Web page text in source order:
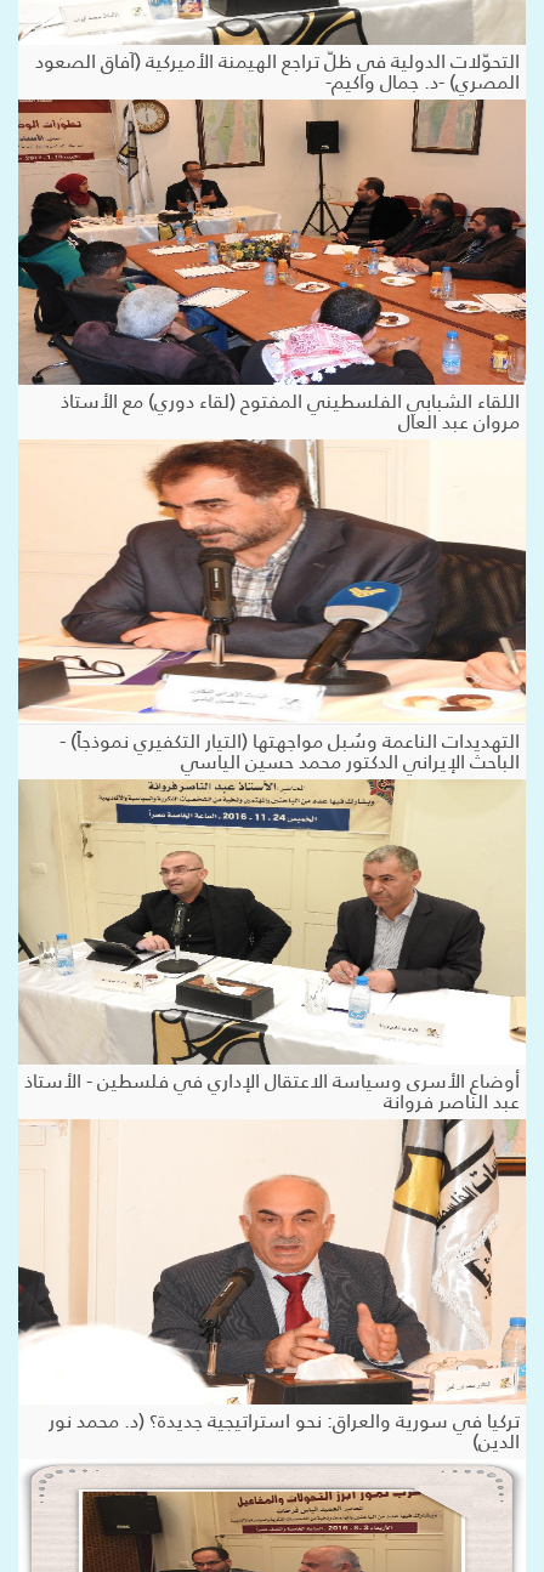
التحوّلات الدولية في ظلّ تراجع الهيمنة الأميركية (آفاق الصعود
المصري) -د. جمال واكيم-
اللقاء الشبابي الفلسطيني المفتوح (لقاء دوري) مع الأستاذ
مروان عبد العال
التهديدات الناعمة وسُبل مواجهتها (التيار التكفيري نموذجاً) -
الباحث الإيراني الدكتور محمد حسين الياسي
أوضاع الأسرى وسياسة الاعتقال الإداري في فلسطين - الأستاذ
عبد الناصر فروانة
تركيا في سورية والعراق: نحو استراتيجية جديدة؟ (د. محمد نور
الدين)